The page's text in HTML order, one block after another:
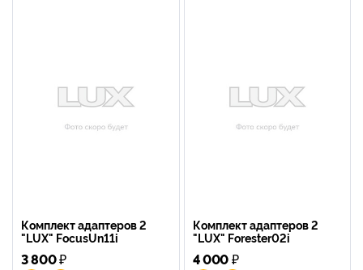
Комплект адаптеров 2
"LUX" FocusUn11i
3 800₽
Комплект адаптеров 2
"LUX" Forester02i
4 000₽